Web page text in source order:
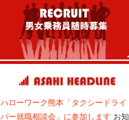
ハローワーク熊本「タクシードライ
バー就職相談会」に参加します お知